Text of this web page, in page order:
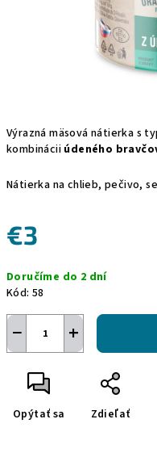
Výrazná mäsová nátierka s
kombinácii údeného
Nátierka na chlieb, pečivo,
€3
cena:
Doručíme do 2 dní
Kód: 58
+
−
Opýtať sa Zdieľať